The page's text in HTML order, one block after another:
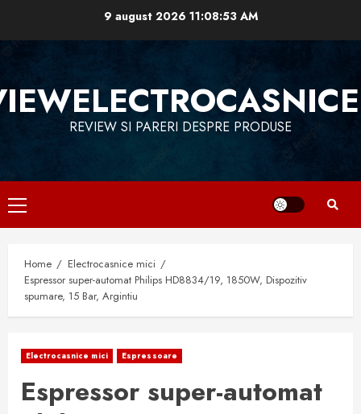
9 august 2026 11:08:54 AM
REVIEW SI PARERI DESPRE PRODUSE
Primary
Menu
Home
Electrocasnice mici
Espressor super-automat Philips HD8834/19, 1850W, Dispozitiv
spumare, 15 Bar, Argintiu
Electrocasnice mici Espressoare
Espressor super-automat